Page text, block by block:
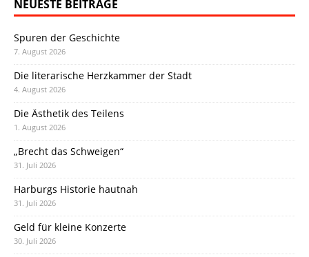
NEUESTE BEITRÄGE
Spuren der Geschichte
7. August 2026
Die literarische Herzkammer der Stadt
4. August 2026
Die Ästhetik des Teilens
1. August 2026
„Brecht das Schweigen“
31. Juli 2026
Harburgs Historie hautnah
31. Juli 2026
Geld für kleine Konzerte
30. Juli 2026